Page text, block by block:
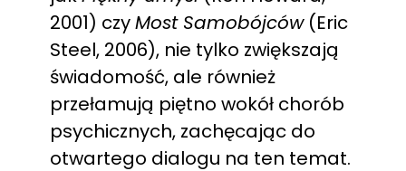
2001) czyMost Samobójców(Eric
Steel, 2006), nie tylko zwiększają
świadomość, ale również
przełamują piętno wokół chorób
psychicznych, zachęcając do
otwartego dialogu na ten temat.